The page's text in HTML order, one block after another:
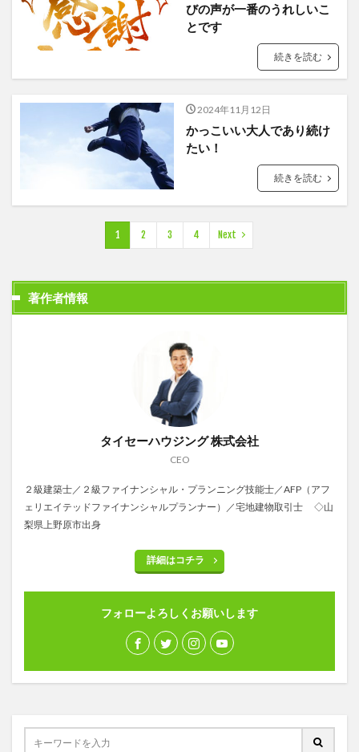
びの声が一番のうれしいこ
とです
続きを読む
2024年11月12日
かっこいい大人であり続け
たい！
続きを読む
1 2 3 4 Next
著作者情報
タイセーハウジング 株式会社
CEO
２級建築士／２級ファイナンシャル・プランニング技能士／AFP（アフ
ェリエイテッドファイナンシャルプランナー）／宅地建物取引士 ◇山
梨県上野原市出身
詳細はコチラ
フォローよろしくお願いします